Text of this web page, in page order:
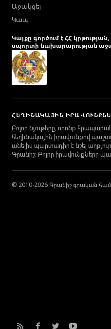
Աջակցել
Կապ
Կայքը գործում է ՀՀ
սպորտի նախարարության
ՀԵՂԻՆԱԿԱՅԻՆ
Բոլոր նյութերը, որոնք
հեղինակային իրավունքով
անելիս պարտադիր է նշել
Գրանիշ։ Բոլոր իրավունքները
© 2010-2026 Գրանիշ գրական